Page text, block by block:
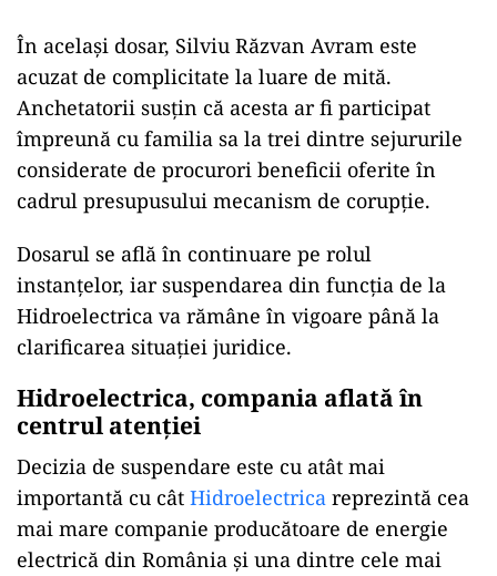
În același dosar, Silviu Răzvan Avram este
acuzat de complicitate la luare de mită.
Anchetatorii susțin că acesta ar fi participat
împreună cu familia sa la trei dintre sejururile
considerate de procurori beneficii oferite în
cadrul presupusului mecanism de corupție.
Dosarul se află în continuare pe rolul
instanțelor, iar suspendarea din funcția de la
Hidroelectrica va rămâne în vigoare până la
clarificarea situației juridice.
Hidroelectrica, compania aflată în
centrul atenției
Decizia de suspendare este cu atât mai
importantă cu cât Hidroelectrica reprezintă cea
mai mare companie producătoare de energie
electrică din România și una dintre cele mai